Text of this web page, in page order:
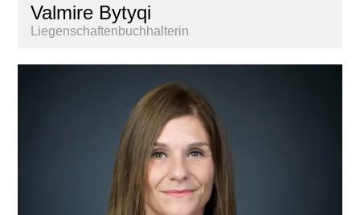
Valmire Bytyqi
Liegenschaftenbuchhalterin